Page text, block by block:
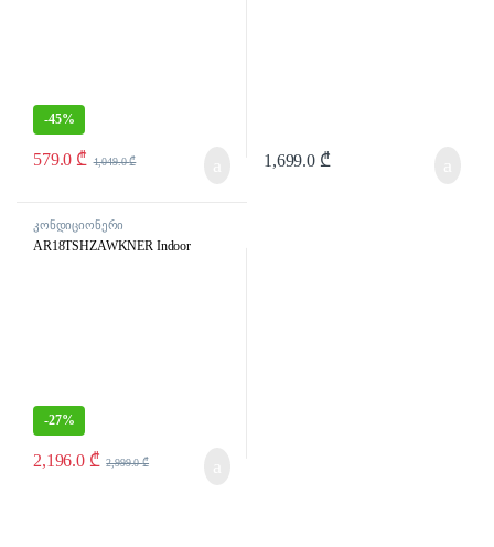
-45%
579.0 ₾ 1,049.0₾ 1,699.0 ₾
კონდიციონერი
AR18TSHZAWKNER Indoor
-27%
2,196.0 ₾ 2,999.0₾